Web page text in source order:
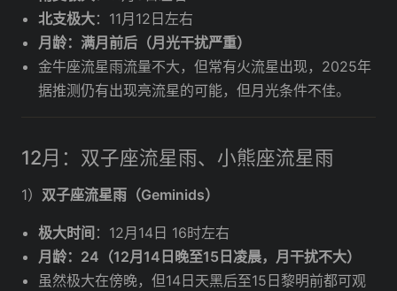
北支极大：11月12日左右
月龄：满月前后（月光干扰严重）
金牛座流星雨流量不大，但常有火流星出现，2025年
据推测仍有出现亮流星的可能，但月光条件不佳。
12月：双子座流星雨、小熊座流星雨
1） 双子座流星雨（Geminids）
极大时间 ：12月14日 16时左右
月龄：24（12月14日晚至15日凌晨，月干扰不大）
虽然极大在傍晚，但14日天黑后至15日黎明前都可观